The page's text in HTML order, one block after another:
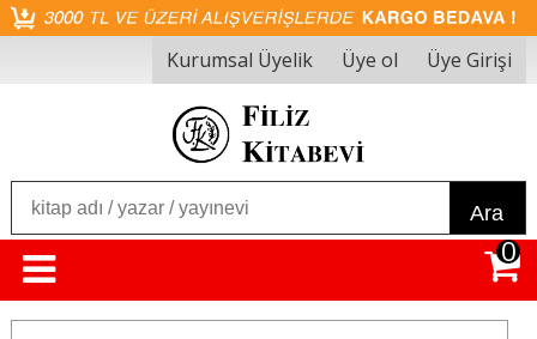
Kurumsal Üyelik Üye ol Üye Girişi
Ara
0